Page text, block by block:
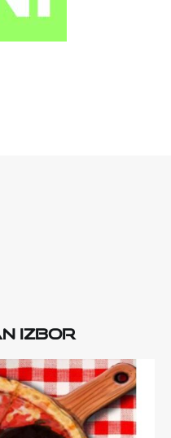
izbor